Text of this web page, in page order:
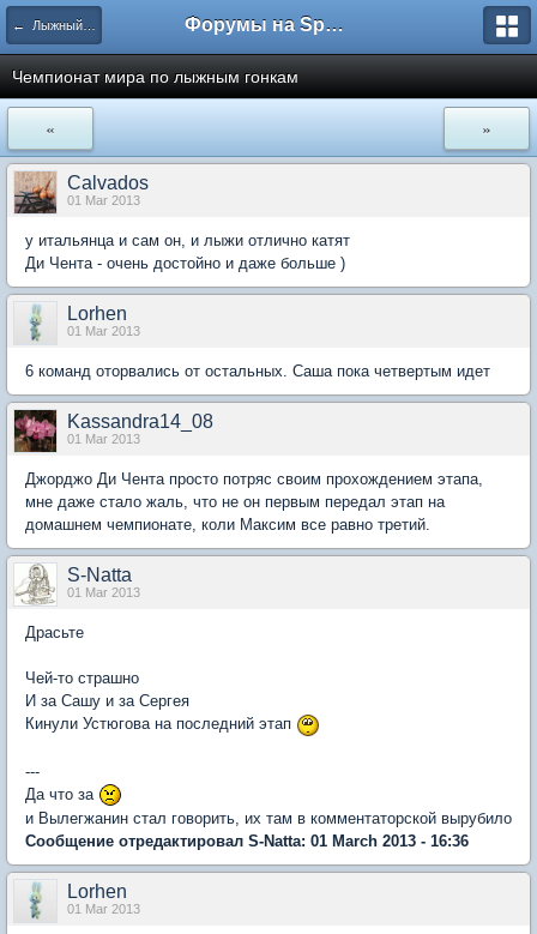
← Лыжный спорт Форумы на Sportbox.ru
Чемпионат мира по лыжным гонкам
« »
Calvados
01 Mar 2013
у итальянца и сам он, и лыжи отлично катят
Ди Чента - очень достойно и даже больше )
Lorhen
01 Mar 2013
6 команд оторвались от остальных. Саша пока четвертым идет
Kassandra14_08
01 Mar 2013
Джорджо Ди Чента просто потряс своим прохождением этапа,
мне даже стало жаль, что не он первым передал этап на
домашнем чемпионате, коли Максим все равно третий.
S-Natta
01 Mar 2013
Драсьте
Чей-то страшно
И за Сашу и за Сергея
Кинули Устюгова на последний этап
---
Да что за
и Вылегжанин стал говорить, их там в комментаторской вырубило
Сообщение отредактировал S-Natta: 01 March 2013 - 16:36
Lorhen
01 Mar 2013